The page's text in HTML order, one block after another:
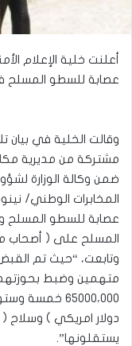
أعلنت خلية الإعلام
عصابة للسطو المسلح
وقالت الخلية في بيان
مشتركة من مديرية
ضمن وكالة الوزارة
المخابرات الوطني/
عصابة للسطو المسلح
المسلح على ( أصحاب
وتابعت، “حيث تم
متهمين وضبط
دولار امريكي ) وسلاح
يستقلونها”.